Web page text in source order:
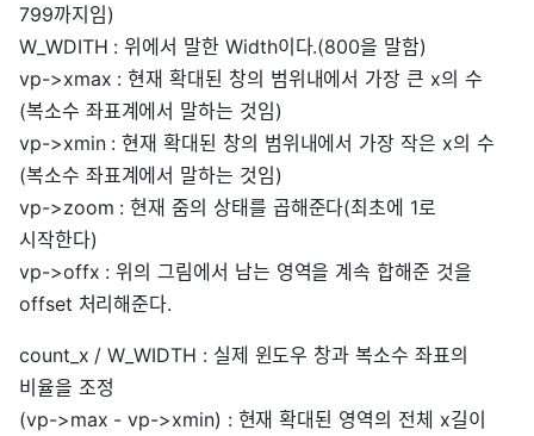
799까지임)
W_WDITH : 위에서 말한 Width이다.(800을 말함)
vp->xmax : 현재 확대된 창의 범위내에서 가장 큰 x의 수
(복소수 좌표계에서 말하는 것임)
vp->xmin : 현재 확대된 창의 범위내에서 가장 작은 x의 수
(복소수 좌표계에서 말하는 것임)
vp->zoom : 현재 줌의 상태를 곱해준다(최초에 1로
시작한다)
vp->offx : 위의 그림에서 남는 영역을 계속 합해준 것을
offset 처리해준다.
count_x / W_WIDTH : 실제 윈도우 창과 복소수 좌표의
비율을 조정
(vp->max - vp->xmin) : 현재 확대된 영역의 전체 x길이